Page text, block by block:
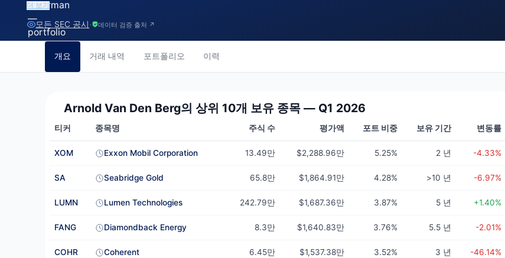
더 보기
모든 SEC 공시· 데이터 검증 출처 ↗
개요 거래 내역 포트폴리오 이력
Arnold Van Den Berg의 상위 10개 보유 종목 — Q1 2026
티커 종목명 주식 수 평가액 포트 비중 보유 기간 변동률
XOM Exxon Mobil Corporation 13.49만 $2,288.96만 5.25% 2 년 -4.33%
SA Seabridge Gold 65.8만 $1,864.91만 4.28% >10 년 -6.97%
LUMN Lumen Technologies 242.79만 $1,687.36만 3.87% 5 년 +1.40%
FANG Diamondback Energy 8.3만 $1,640.83만 3.76% 5.5 년 -2.01%
COHR Coherent 6.45만 $1,537.38만 3.52% 3 년 -46.14%